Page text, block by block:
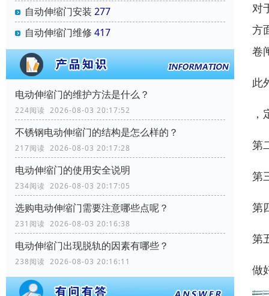
自动伸缩门安装 277
自动伸缩门维修 417
电动伸缩门的维护方法是什么？
224阅读 2026-08-03 20:17:52
不锈钢电动伸缩门的结构是怎么样的？
217阅读 2026-08-03 20:17:28
电动伸缩门的使用安全说明
234阅读 2026-08-03 20:17:05
选购电动伸缩门需要注意哪些点呢？
231阅读 2026-08-03 20:16:38
电动伸缩门出现脱轨的因素有哪些？
238阅读 2026-08-03 20:16:11
对
方
卷
此
第
第
第
第
做